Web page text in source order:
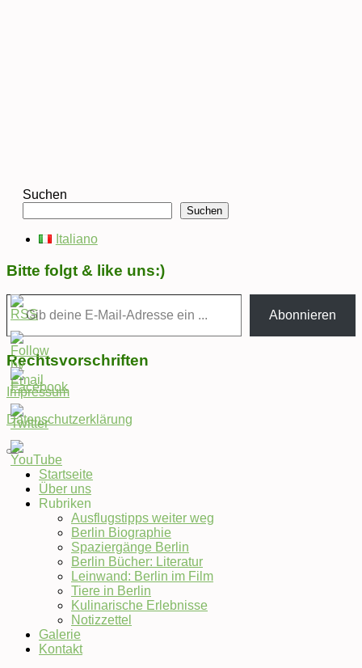
Suchen
Suchen
Italiano
Bitte folgt & like uns:)
Set
Youtube
Channel
Gib deine E-Mail-Adresse ein ...
Abonnieren
Rechtsvorschriften
Impressum
Datenschutzerklärung
Startseite
Über uns
Rubriken
Ausflugstipps weiter weg
Berlin Biographie
Spaziergänge Berlin
Berlin Bücher: Literatur
Leinwand: Berlin im Film
Tiere in Berlin
Kulinarische Erlebnisse
Notizzettel
Galerie
Kontakt